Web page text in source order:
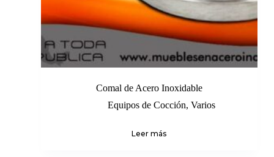
Comal de Acero Inoxidable
Equipos de Cocción, Varios
Leer más